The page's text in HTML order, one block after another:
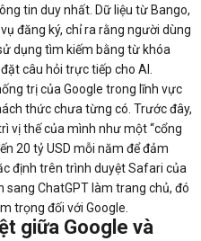
tin duy nhất. Dữ liệu từ Bango,
đăng ký, chỉ ra rằng người dùng
dụng tìm kiếm bằng từ khóa
câu hỏi trực tiếp cho AI.
trị của Google trong lĩnh vực
thức chưa từng có. Trước đây,
vị thế của mình như một “cổng
20 tỷ USD mỗi năm để đảm
định trên trình duyệt Safari của
sang ChatGPT làm trang chủ, đó
trọng đối với Google.
giữa Google và